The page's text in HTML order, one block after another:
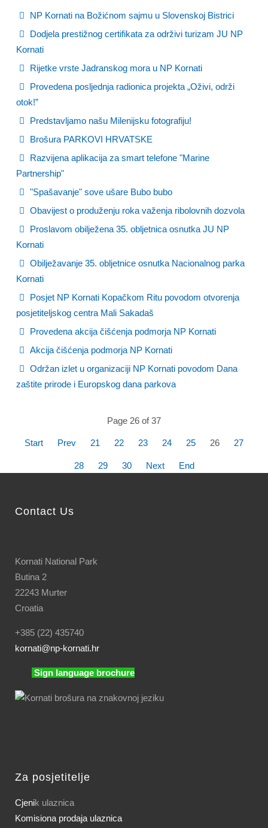
NP Kornati na Božićnom sajmu u Slovenskoj Bistrici
Dodjela prestižnog certifikata za održivi turizam JU NP
Kornati
Rijetke vrste Jadranskog mora u NP Kornati
Provedena posljednja radionica projekta „Oživi, održi
otok!”
Predstavljamo našu Milenijsku fotografiju!
Brošura PARKOVI HRVATSKE
Razvijena aplikacija za smart telefone "Marine
Partnership"
"Spašavanje" sove ušare Bubo bubo
Obavijest o produženju roka važenja ribolovnih dozvola
Proslavom obilježena 35. obljetnica osnutka JU NP
Kornati
Obilježavanje 35. obljetnice osnutka Nacionalnog parka
Kornati
Posjet NP Kornati Kopačkom Ritu povodom otvorenja
posjetiteljskog centra Mali Sakadaš
Provedena akcija čišćenja podmorja NP Kornati
Akcija čišćenja podmorja NP Kornati
Održan izlet u organizaciji NP Kornati povodom Dana
zaštite prirode i Europskog dana parkova
Page 26 of 37
Start Prev 21 22 23 24 25 26 27
28 29 30 Next End
Contact Us
Kornati National Park
Butina 2
22243 Murter
Croatia
+385 (22) 435740
kornati@np-kornati.hr
Sign language brochure
Za posjetitelje
Cjenik ulaznica
Komisiona prodaja ulaznica